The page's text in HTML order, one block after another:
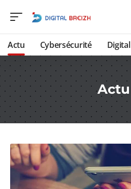
Actu Cybersécurité Digital
Actu